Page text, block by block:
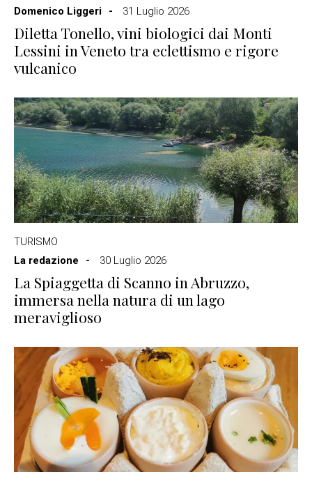
Domenico Liggeri
31 Luglio 2026
Diletta Tonello, vini biologici dai Monti
Lessini in Veneto tra eclettismo e rigore
vulcanico
TURISMO
La redazione
30 Luglio 2026
La Spiaggetta di Scanno in Abruzzo,
immersa nella natura di un lago
meraviglioso